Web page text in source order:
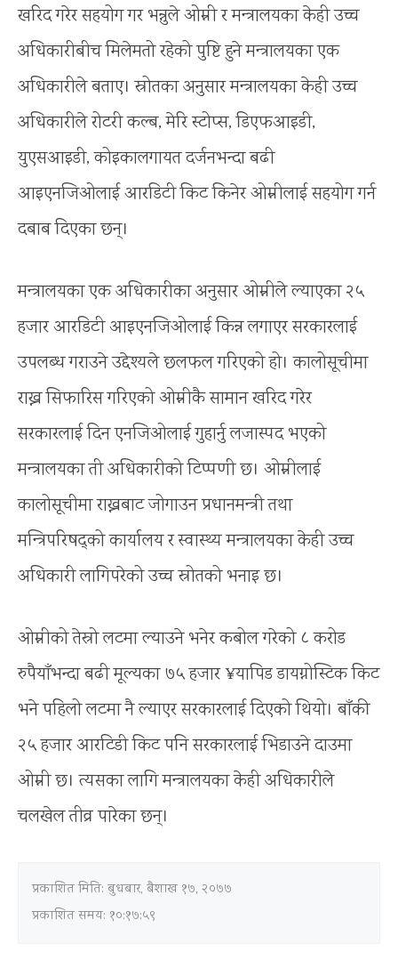
खरिद गरेर सहयोग गर भन्नुले ओम्नी र मन्त्रालयका केही उच्च
अधिकारीबीच मिलेमतो रहेको पुष्टि हुने मन्त्रालयका एक
अधिकारीले बताए। स्रोतका अनुसार मन्त्रालयका केही उच्च
अधिकारीले रोटरी कल्ब, मेरि स्टोप्स, डिएफआइडी,
युएसआइडी, कोइकालगायत दर्जनभन्दा बढी
आइएनजिओलाई आरडिटी किट किनेर ओम्नीलाई सहयोग गर्न
दबाब दिएका छन्।
मन्त्रालयका एक अधिकारीका अनुसार ओम्नीले ल्याएका २५
हजार आरडिटी आइएनजिओलाई किन्न लगाएर सरकारलाई
उपलब्ध गराउने उद्देश्यले छलफल गरिएको हो। कालोसूचीमा
राख्न सिफारिस गरिएको ओम्नीकै सामान खरिद गरेर
सरकारलाई दिन एनजिओलाई गुहार्नु लजास्पद भएको
मन्त्रालयका ती अधिकारीको टिप्पणी छ। ओम्नीलाई
कालोसूचीमा राख्नबाट जोगाउन प्रधानमन्त्री तथा
मन्त्रिपरिषद्को कार्यालय र स्वास्थ्य मन्त्रालयका केही उच्च
अधिकारी लागिपरेको उच्च स्रोतको भनाइ छ।
ओम्नीको तेस्रो लटमा ल्याउने भनेर कबोल गरेको ८ करोड
रुपैयाँभन्दा बढी मूल्यका ७५ हजार ¥यापिड डायग्नोस्टिक किट
भने पहिलो लटमा नै ल्याएर सरकारलाई दिएको थियो। बाँकी
२५ हजार आरटिडी किट पनि सरकारलाई भिडाउने दाउमा
ओम्नी छ। त्यसका लागि मन्त्रालयका केही अधिकारीले
चलखेल तीव्र पारेका छन्।
प्रकाशित मिति: बुधबार, बैशाख १७, २०७७
प्रकाशित समय: १०:१७:५९